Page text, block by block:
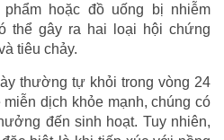
hoặc đồ uống bị nhiễm
thể gây ra hai loại hội chứng
tiêu chảy.
thường tự khỏi trong vòng 24
dịch khỏe mạnh, chúng có
đến sinh hoạt. Tuy nhiên,